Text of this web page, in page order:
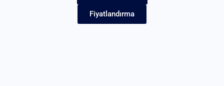
Fiyatlandırma